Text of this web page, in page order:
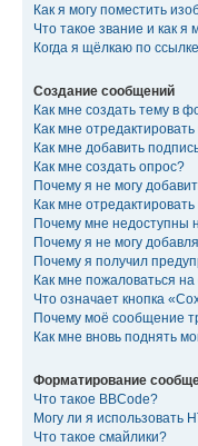
Как я могу поместить
Что такое звание и как я
Когда я щёлкаю по
Создание сообщений
Как мне создать тему в
Как мне
Как мне добавить
Как мне создать опрос?
Почему я не могу
Как мне
Почему мне недоступны
Почему я не могу
Почему я получил
Как мне пожаловаться
Что означает кнопка
Почему моё сообщение
Как мне вновь поднять
Форматирование
Что такое BBCode?
Могу ли я использовать
Что такое смайлики?